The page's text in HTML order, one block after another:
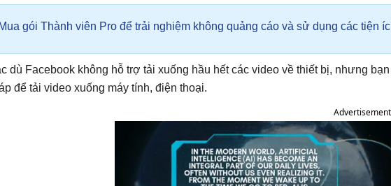
gói Thành viên Pro để trải nghiệm không quảng cáo và sử dụng các tiện
dù Facebook không hỗ trợ tải xuống hầu hết các video về thiết bị, nhưng
để tải video xuống máy tính, điện thoại.
Advertisement